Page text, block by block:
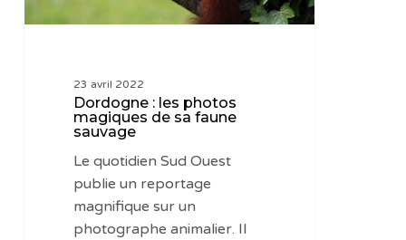
sauvage
23 avril 2022
Dordogne : les photos
magiques de sa faune
sauvage
Le quotidien Sud Ouest
publie un reportage
magnifique sur un
photographe animalier. Il